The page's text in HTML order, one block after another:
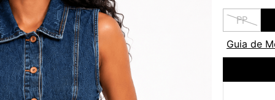
PP
Guia de